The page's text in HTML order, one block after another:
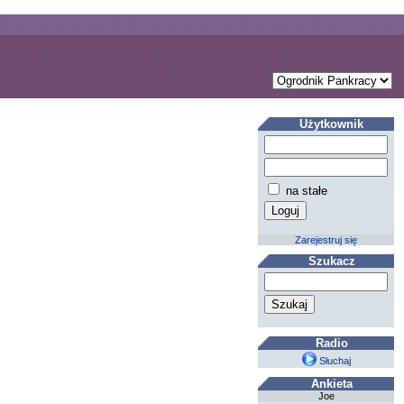
Użytkownik
na stałe
Zarejestruj się
Szukacz
Radio
Słuchaj
Ankieta
Joe